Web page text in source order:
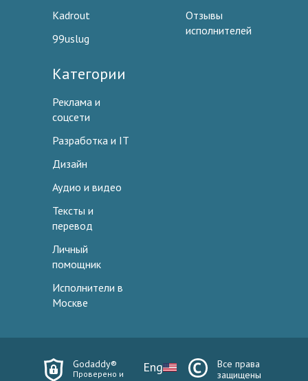
Kadrout
99uslug
Отзывы
исполнителей
Категории
Реклама и
соцсети
Разработка и IT
Дизайн
Аудио и видео
Тексты и
перевод
Личный
помощник
Исполнители в
Москве
Godaddy®
Проверено и
Eng
Все права
защищены